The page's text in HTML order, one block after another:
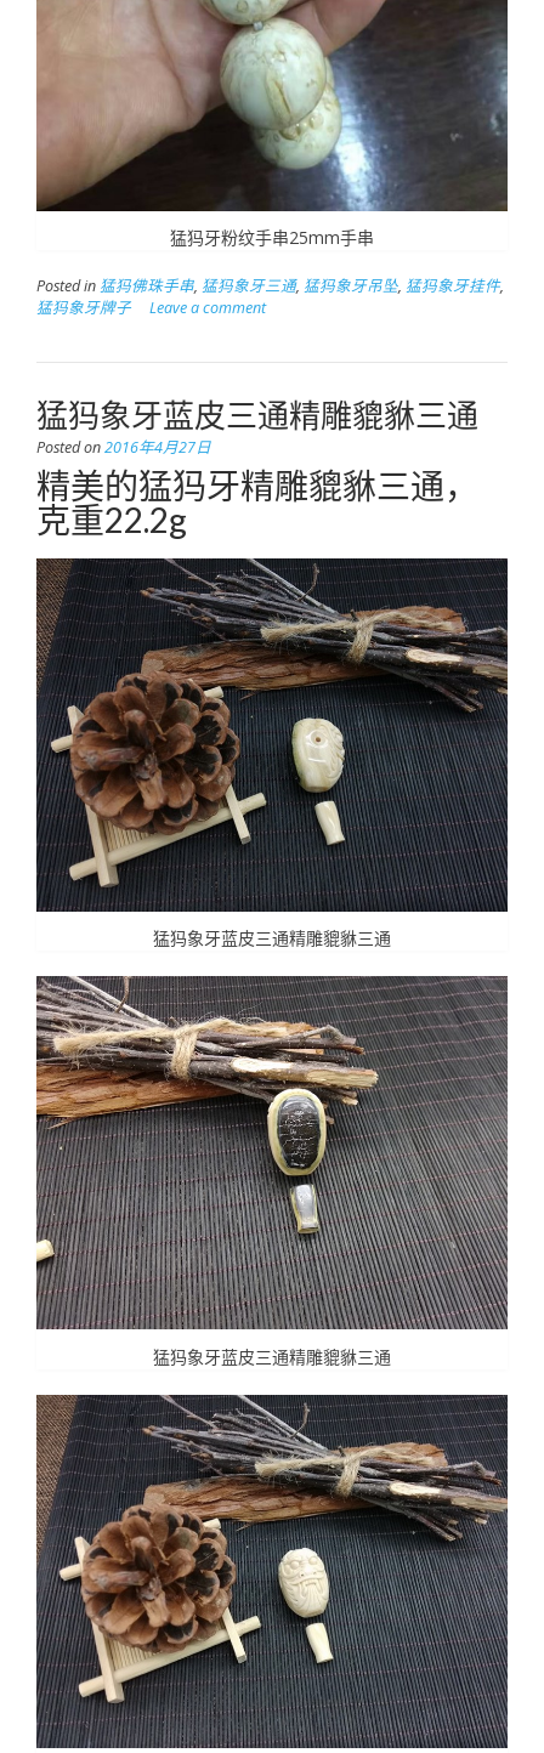
猛犸牙粉纹手串25mm手串
Posted in 猛犸佛珠手串, 猛犸象牙三通, 猛犸象牙吊坠, 猛犸象牙挂件,
猛犸象牙牌子
Leave a comment
猛犸象牙蓝皮三通精雕貔貅三通
Posted on2016年4月27日
精美的猛犸牙精雕貔貅三通，
克重22.2g
猛犸象牙蓝皮三通精雕貔貅三通
猛犸象牙蓝皮三通精雕貔貅三通